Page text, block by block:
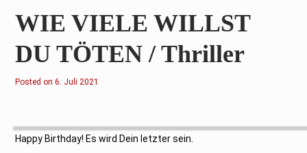
WIE VIELE WILLST
DU TÖTEN / Thriller
Posted on6
i
2
0
6. Juli 2021
Happy Birthday! Es wird Dein letzter sein.